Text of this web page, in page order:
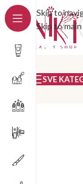
Skip to
Skip to
SVE